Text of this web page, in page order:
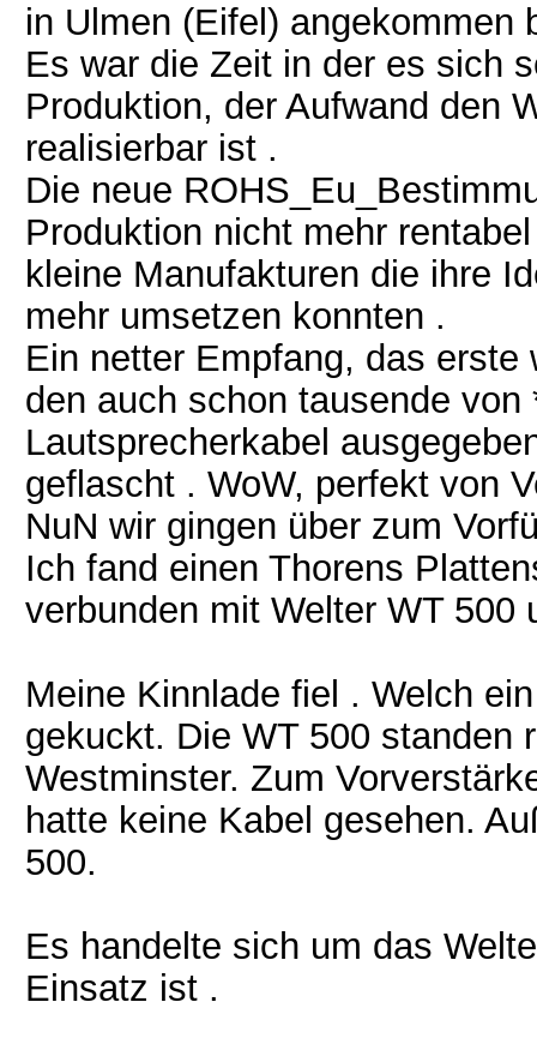
in Ulmen (Eifel) angekommen
Es war die Zeit in der es sich
Produktion, der Aufwand den
realisierbar ist .
Die neue
Produktion nicht mehr
kleine Manufakturen die ihre
mehr umsetzen konnten .
Ein netter Empfang, das
den auch schon tausende von
Lautsprecherkabel
geflascht . WoW, perfekt von
NuN wir gingen über zum
Ich fand einen Thorens
verbunden mit Welter WT 500
Meine Kinnlade fiel . Welch
gekuckt. Die WT 500 standen
Westminster. Zum
hatte keine Kabel gesehen.
500.
Es handelte sich um das
Einsatz ist .